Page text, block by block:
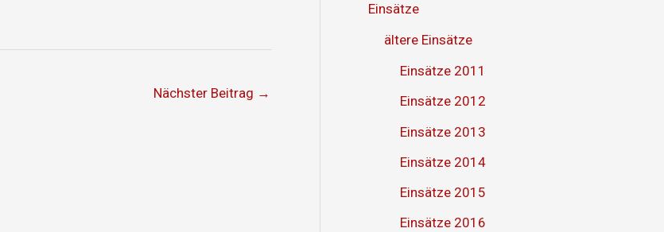
Nächster Beitrag →
Einsätze
ältere Einsätze
Einsätze 2011
Einsätze 2012
Einsätze 2013
Einsätze 2014
Einsätze 2015
Einsätze 2016